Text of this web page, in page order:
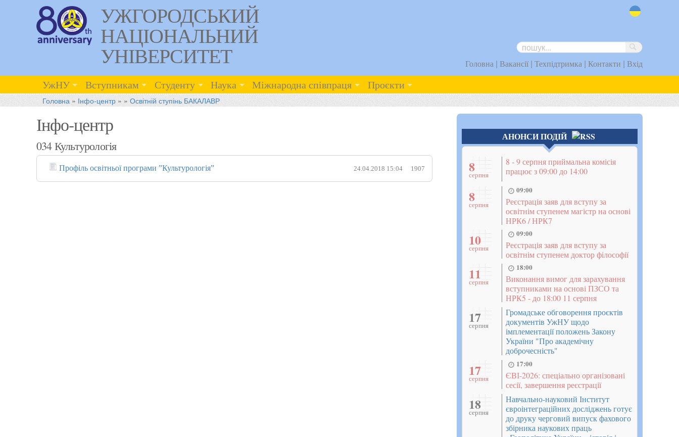
УЖГОРОДСЬКИЙ
НАЦІОНАЛЬНИЙ
УНІВЕРСИТЕТ Головна | Вакансії| Техпідтримка | Контакти | Вхід
УжНУ Вступникам Студенту Наука Міжнародна співпраця Проєкти
Головна » Інфо-центр» » Освітній ступінь БАКАЛАВР
Інфо-центр
034 Культурологія
Профіль освітньої програми ”Культурологія” 24.04.2018 15:04 1907
АНОНСИ ПОДІЙ
8
серпня
8 - 9 серпня приймальна комісія
працює з 09:00 до 14:00
8
серпня
09:00
Реєстрація заяв для вступу за
освітнім ступенем магістр на основі
НРК6 / НРК7
10
серпня
09:00
Реєстрація заяв для вступу за
освітнім ступенем доктор філософії
11
серпня
18:00
Виконання вимог для зарахування
вступниками на основі ПЗСО та
НРК5 - до 18:00 11 серпня
17
серпня
Громадське обговорення проєктів
документів УжНУ щодо
імплементації положень Закону
України "Про академічну
доброчесність"
17
серпня
17:00
ЄВІ-2026: спеціально організовані
сесії, завершення реєстрації
18
серпня
Навчально-науковий Інститут
євроінтеграційних досліджень готує
до друку черговий випуск фахового
збірника наукових праць